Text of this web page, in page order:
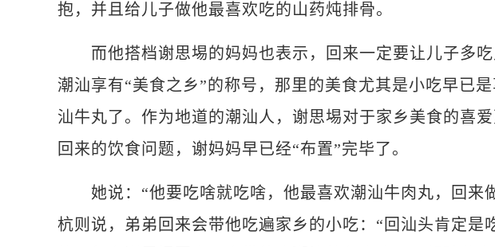
抱，并且给儿子做他最喜欢吃的山药炖排骨。
而他搭档谢思埸的妈妈也表示，回来一定要让儿子多吃
潮汕享有“美食之乡”的称号，那里的美食尤其是小吃早已
汕牛丸了。作为地道的潮汕人，谢思埸对于家乡美食的喜
回来的饮食问题，谢妈妈早已经“布置”完毕了。
她说：“他要吃啥就吃啥，他最喜欢潮汕牛肉丸，回来
杭则说，弟弟回来会带他吃遍家乡的小吃：“回汕头肯定是